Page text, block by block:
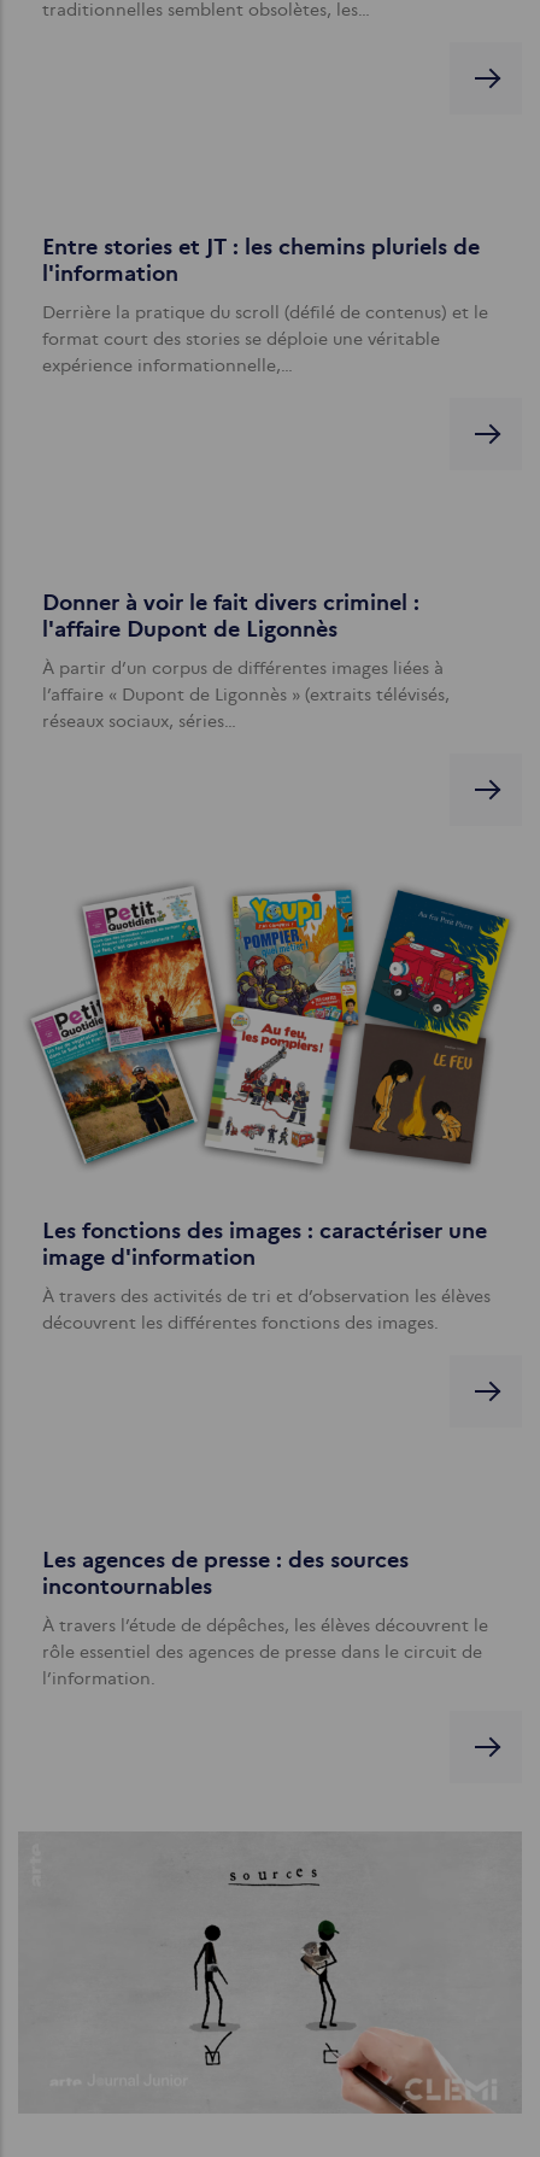
traditionnelles semblent obsolètes, les…
Entre stories et JT : les chemins pluriels de
l'information
Derrière la pratique du scroll (défilé de contenus) et le
format court des stories se déploie une véritable
expérience informationnelle,…
Donner à voir le fait divers criminel :
l'affaire Dupont de Ligonnès
À partir d’un corpus de différentes images liées à
l’affaire « Dupont de Ligonnès » (extraits télévisés,
réseaux sociaux, séries…
Les fonctions des images : caractériser une
image d'information
À travers des activités de tri et d’observation les élèves
découvrent les différentes fonctions des images.
Les agences de presse : des sources
incontournables
À travers l’étude de dépêches, les élèves découvrent le
rôle essentiel des agences de presse dans le circuit de
l’information.